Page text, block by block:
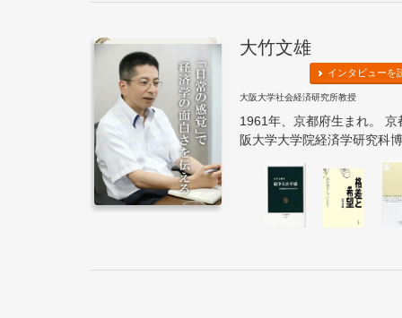
大竹文雄
インタビューを
大阪大学社会経済研究所教授
1961年、京都府生まれ。
阪大学大学院経済学研究科